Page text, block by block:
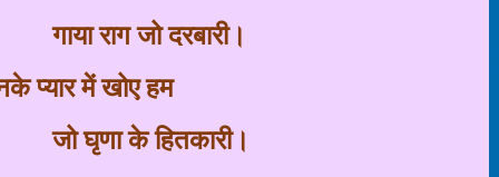
गाया राग जो दरबारी।
प्यार में खोए हम
जो घृणा के हितकारी।